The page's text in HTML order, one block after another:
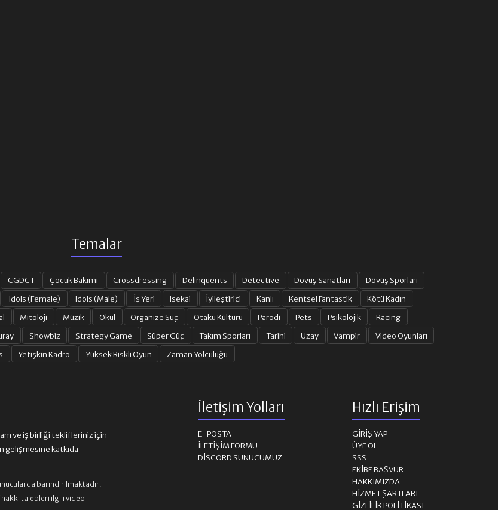
Temalar
CGDCT Çocuk Bakımı Crossdressing Delinquents Detective Dövüş Sanatları
Dövüş Sporları
Idols (Female) Idols (Male) İş Yeri Isekai İyileştirici Kanlı Kentsel Fantastik
Kötü Kadın
Mitoloji Müzik Okul Organize Suç Otaku Kültürü Parodi Pets Psikolojik
Racing
Showbiz Strategy Game Süper Güç Takım Sporları Tarihi Uzay Vampir
Video Oyunları
Yetişkin Kadro Yüksek Riskli Oyun Zaman Yolculuğu
ve iş birliği teklifleriniz için
gelişmesine katkıda
barındırılmaktadır.
talepleri ilgili video
İletişim Yolları
E-POSTA
İLETIŞIM FORMU
DISCORD SUNUCUMUZ
Hızlı Erişim
GIRIŞ YAP
ÜYE OL
SSS
EKIBE BAŞVUR
HAKKIMIZDA
HIZMET ŞARTLARI
GIZLILIK POLITIKASI